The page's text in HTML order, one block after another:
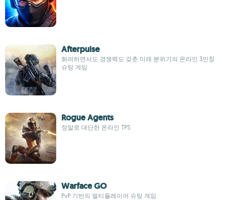
Afterpulse
화려하면서도 경쟁력도 갖춘 미래 분위기의 온라인 3인칭
슈팅 게임
Rogue Agents
정말로 대단한 온라인 TPS
Warface GO
PvP 기반의 멀티플레이어 슈팅 게임